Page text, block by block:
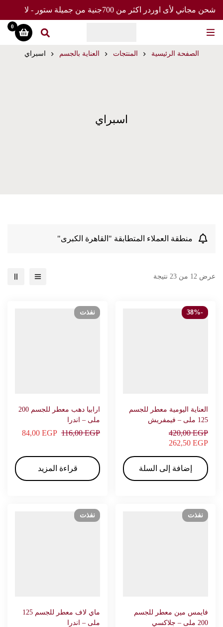
شحن مجاني لأى اوردر اكثر من 700جنية من جميلة ستور - لا
تفوت العرض
0
الصفحة الرئيسية المنتجات العناية بالجسم اسبراي
اسبراي
منطقة العملاء المتطابقة "القاهرة الكبرى"
عرض 12 من 23 نتيجة
-38%
العناية اليومية معطر للجسم
125 ملى – فيمفريش
420,00EGP
262,50 EGP
إضافة إلى السلة
نفذت
ارابيا دهب معطر للجسم 200
ملى – اندرا
116,00EGP
84,00 EGP
قراءة المزيد
نفذت
فايمس مين معطر للجسم
200 ملى – جلاكسي
نفذت
ماي لاف معطر للجسم 125
ملى – اندرا